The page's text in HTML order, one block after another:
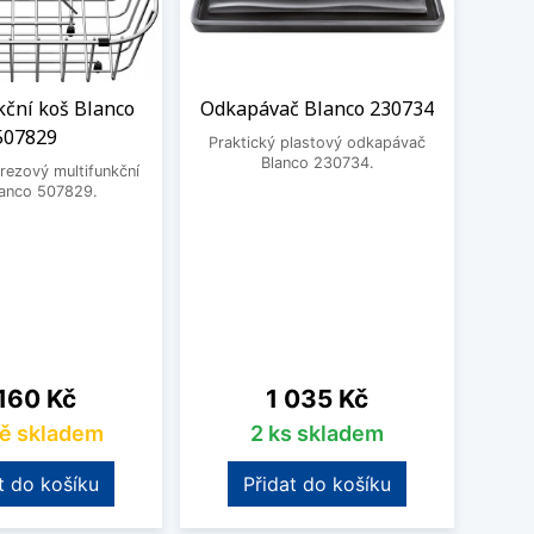
koš Blanco
multifunkční
507829.
Kč
skladem
do košíku
Odkapávač Blanco 230734
Praktický plastový odkapávač
Blanco 230734.
Cena
1 035 Kč
2 ks skladem
Přidat do košíku